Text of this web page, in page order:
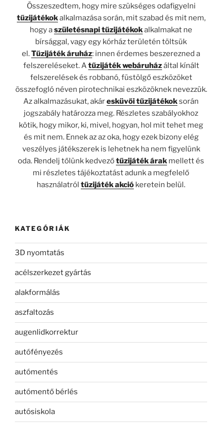
Összeszedtem, hogy mire szükséges odafigyelni
tűzijátékokalkalmazása során, mit szabad és mit nem,
hogy aszületésnapi tűzijátékokalkalmakat ne
bírsággal, vagy egy kórház területén töltsük
el.Tűzijáték áruház: innen érdemes beszerezned a
felszereléseket. A tűzijáték webáruházáltal kínált
felszerelések és robbanó, füstölgő eszközöket
összefogló néven pirotechnikai eszközöknek nevezzük.
Az alkalmazásukat, akáresküvői tűzijátékoksorán
jogszabály határozza meg. Részletes szabályokhoz
kötik, hogy mikor, ki, mivel, hogyan, hol mit tehet meg
és mit nem. Ennek az az oka, hogy ezek bizony elég
veszélyes játékszerek is lehetnek ha nem figyelünk
oda. Rendelj tőlünk kedvezőtűzijáték árak mellett és
mi részletes tájékoztatást adunk a megfelelő
használatról tűzijáték akció keretein belül.
KATEGÓRIÁK
3D nyomtatás
acélszerkezet gyártás
alakformálás
aszfaltozás
augenlidkorrektur
autófényezés
autómentés
autómentő bérlés
autósiskola